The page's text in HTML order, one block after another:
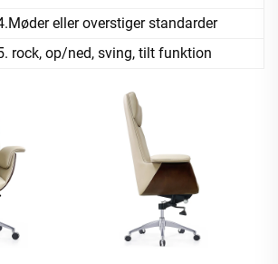
eller overstiger standarder
rock, op/ned, sving, tilt funktion